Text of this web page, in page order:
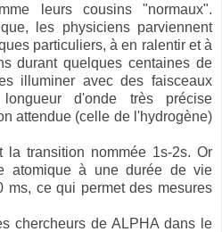
leurs cousins "normaux".
les physiciens parviennent
particuliers, à en ralentir et à
durant quelques centaines de
illuminer avec des faisceaux
d'onde très précise
attendue (celle de l'hydrogène)
la transition nommée 1s-2s. Or
atomique à une durée de vie
ms, ce qui permet des mesures
chercheurs de ALPHA dans le